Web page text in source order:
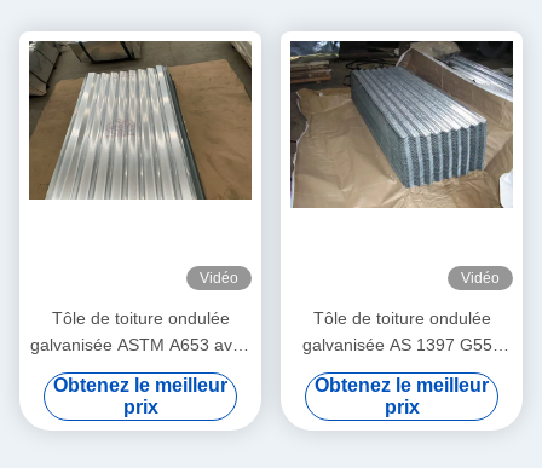
Vidéo
Tôle de toiture ondulée
galvanisée ASTM A653 avec
revêtement de zinc de 40–
275 g/m² pour bardage de
toit et de mur
Obtenez le meilleur
prix
Vidéo
Tôle de toiture ondulée
galvanisée AS 1397 G550
entièrement durcie avec
profil ondulé de 76 mm et
revêtement de zinc de 40–
Obtenez le meilleur
prix